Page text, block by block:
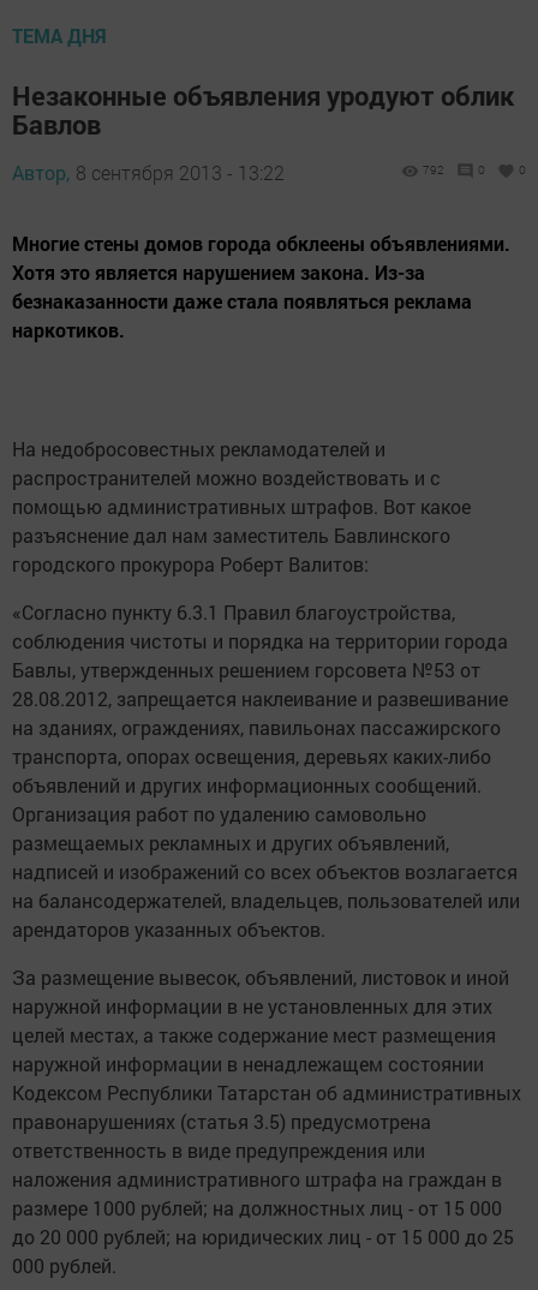
ТЕМА ДНЯ
Незаконные объявления уродуют облик
Бавлов
Автор, 8 сентября 2013 - 13:22 792 0 0
Многие стены домов города обклеены объявлениями.
Хотя это является нарушением закона. Из-за
безнаказанности даже стала появляться реклама
наркотиков.
На недобросовестных рекламодателей и
распространителей можно воздействовать и с
помощью административных штрафов. Вот какое
разъяснение дал нам заместитель Бавлинского
городского прокурора Роберт Валитов:
«Согласно пункту 6.3.1 Правил благоустройства,
соблюдения чистоты и порядка на территории города
Бавлы, утвержденных решением горсовета №53 от
28.08.2012, запрещается наклеивание и развешивание
на зданиях, ограждениях, павильонах пассажирского
транспорта, опорах освещения, деревьях каких-либо
объявлений и других информационных сообщений.
Организация работ по удалению самовольно
размещаемых рекламных и других объявлений,
надписей и изображений со всех объектов возлагается
на балансодержателей, владельцев, пользователей или
арендаторов указанных объектов.
За размещение вывесок, объявлений, листовок и иной
наружной информации в не установленных для этих
целей местах, а также содержание мест размещения
наружной информации в ненадлежащем состоянии
Кодексом Республики Татарстан об административных
правонарушениях (статья 3.5) предусмотрена
ответственность в виде предупреждения или
наложения административного штрафа на граждан в
размере 1000 рублей; на должностных лиц - от 15 000
до 20 000 рублей; на юридических лиц - от 15 000 до 25
000 рублей.